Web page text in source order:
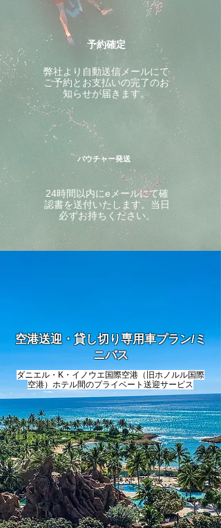
予約確定
​弊社より自動送信メールにて
ご予約とお支払いの完了のお
知らせが届きます。
バウチャー発送
24時間以内にeメールにて確
認書を送付いたします。当日
必ずお持ちください。
空港送迎・貸し切り専用車プラン/ミ
ニバス
ダニエル・K・イノウエ国際空港（旧ホノルル国際
空港）ホテル間のプライベート送迎サービス